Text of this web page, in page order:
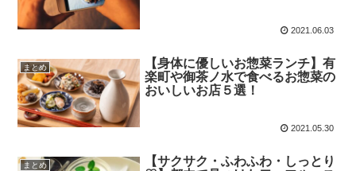
2021.06.03
まとめ
【身体に優しいお惣菜ランチ】有
楽町や御茶ノ水で食べるお惣菜の
おいしいお店５選！
2021.05.30
まとめ
【サクサク・ふわふわ・しっとり